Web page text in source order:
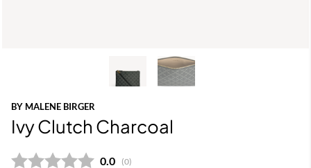
BY MALENE BIRGER
Ivy Clutch Charcoal
Gjennomsnittskarakter:
0.0 (stemmer:
0)